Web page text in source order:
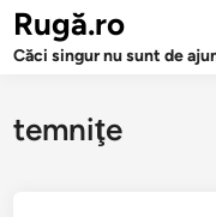
Sari
conținut
Rugă.ro
Căci singur nu sunt de
temniţe